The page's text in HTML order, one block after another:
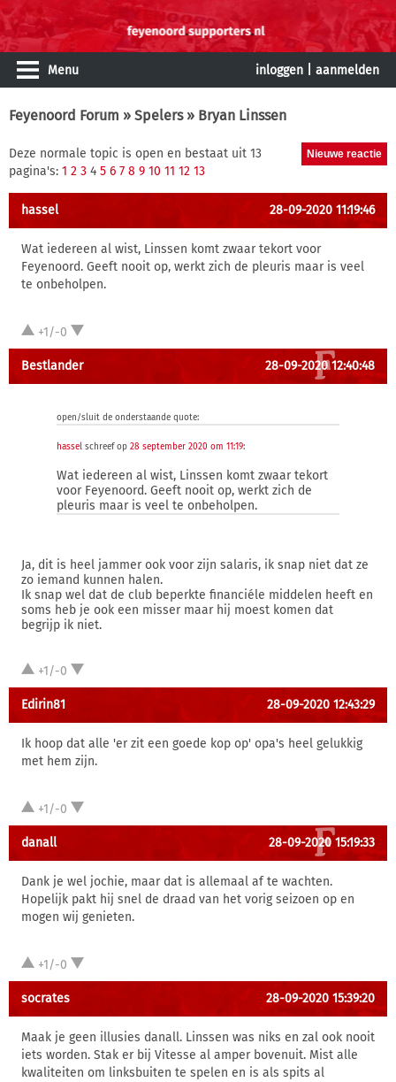
Menu inloggen aanmelden
Feyenoord Forum » Spelers» Bryan Linssen
Deze normale topic is open en bestaat uit 13
pagina's: 1 2 3 4 5 6 7 8 9 10 11 12 13
hassel 28-09-2020 11:19:46
Wat iedereen al wist, Linssen komt zwaar tekort voor
Feyenoord. Geeft nooit op, werkt zich de pleuris maar is veel
te onbeholpen.
+1/-0
Bestlander 28-09-2020 12:40:48
open/sluit de onderstaande quote:
hassel schreef op 28 september 2020 om 11:19:
Wat iedereen al wist, Linssen komt zwaar tekort
voor Feyenoord. Geeft nooit op, werkt zich de
pleuris maar is veel te onbeholpen.
Ja, dit is heel jammer ook voor zijn salaris, ik snap niet dat ze
zo iemand kunnen halen.
Ik snap wel dat de club beperkte financiéle middelen heeft en
soms heb je ook een misser maar hij moest komen dat
begrijp ik niet.
+1/-0
Edirin81 28-09-2020 12:43:29
Ik hoop dat alle 'er zit een goede kop op' opa's heel gelukkig
met hem zijn.
+1/-0
danall 28-09-2020 15:19:33
Dank je wel jochie, maar dat is allemaal af te wachten.
Hopelijk pakt hij snel de draad van het vorig seizoen op en
mogen wij genieten.
+1/-0
socrates 28-09-2020 15:39:20
Maak je geen illusies danall. Linssen was niks en zal ook nooit
iets worden. Stak er bij Vitesse al amper bovenuit. Mist alle
kwaliteiten om linksbuiten te spelen en is als spits al